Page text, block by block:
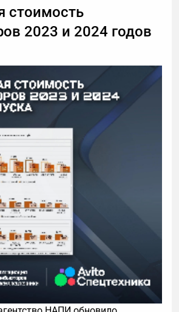
стоимость
2023 и 2024 годов